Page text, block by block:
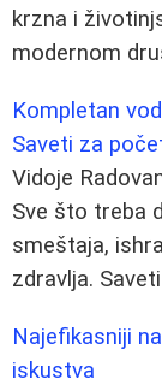
krzna i
modernom
Kompletan
Saveti za
Vidoje
Sve što treba
smeštaja,
zdravlja.
Najefikasniji
iskustva